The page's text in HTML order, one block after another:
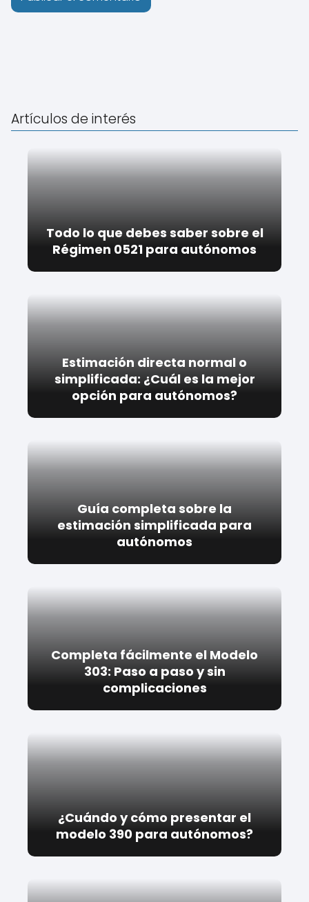
Artículos de interés
Todo lo que debes saber sobre el
Régimen 0521 para autónomos
Estimación directa normal o
simplificada: ¿Cuál es la mejor
opción para autónomos?
Guía completa sobre la
estimación simplificada para
autónomos
Completa fácilmente el Modelo
303: Paso a paso y sin
complicaciones
¿Cuándo y cómo presentar el
modelo 390 para autónomos?